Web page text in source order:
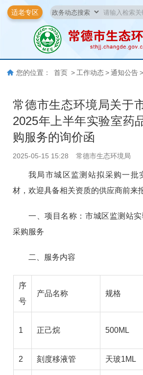
适老专区
您的位置： 首页 > 工作动态 > 通知公告 >
常德市生态环境局关于
2025年上半年实验室药
购服务的询价函
2025-05-15 15:28 常德市生态环境局
我局市城区监测站拟采购一批
材，欢迎具备相关资质的供应商前来
一、项目名称：市城区监测站
采购服务
二、服务内容
序
号
产品名称 规格
1 正己烷 500ML
2 刻度移液管 天玻1ML